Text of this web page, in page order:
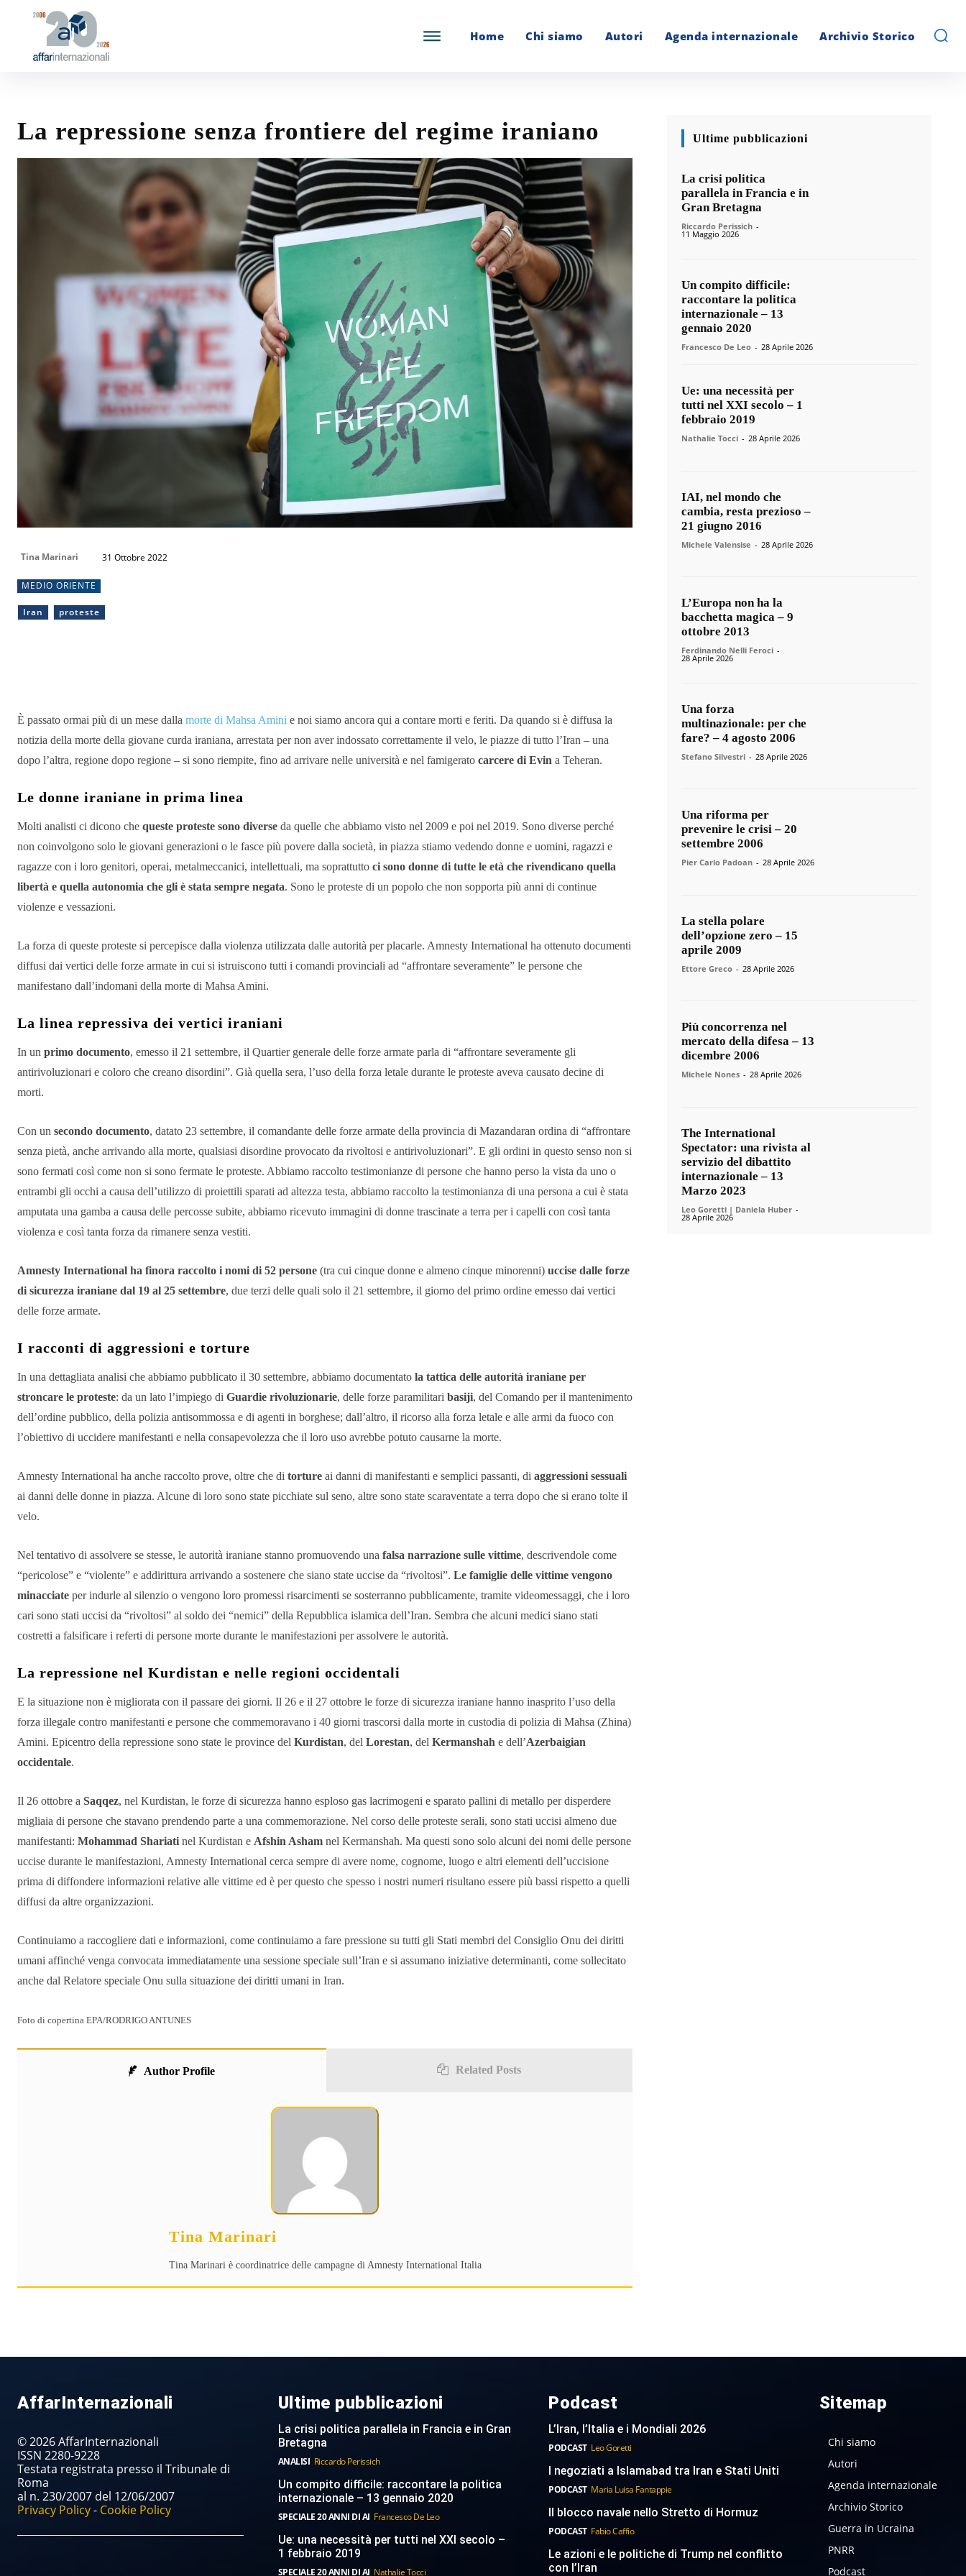
Home Chi siamo Autori Agenda internazionale Archivio Storico
La repressione senza frontiere del regime iraniano
Tina Marinari 31 Ottobre 2022
MEDIO ORIENTE
Iran proteste
È passato ormai più di un mese dalla morte di Mahsa Amini e noi siamo ancora qui a contare morti e feriti. Da quando si è diffusa la
notizia della morte della giovane curda iraniana, arrestata per non aver indossato correttamente il velo, le piazze di tutto l’Iran – una
dopo l’altra, regione dopo regione – si sono riempite, fino ad arrivare nelle università e nel famigerato carcere di Evin a Teheran.
Le donne iraniane in prima linea
Molti analisti ci dicono che queste proteste sono diverse da quelle che abbiamo visto nel 2009 e poi nel 2019. Sono diverse perché
non coinvolgono solo le giovani generazioni o le fasce più povere dalla società, in piazza stiamo vedendo donne e uomini, ragazzi e
ragazze con i loro genitori, operai, metalmeccanici, intellettuali, ma soprattutto ci sono donne di tutte le età che rivendicano quella
libertà e quella autonomia che gli è stata sempre negata. Sono le proteste di un popolo che non sopporta più anni di continue
violenze e vessazioni.
La forza di queste proteste si percepisce dalla violenza utilizzata dalle autorità per placarle. Amnesty International ha ottenuto documenti
diffusi dai vertici delle forze armate in cui si istruiscono tutti i comandi provinciali ad “affrontare severamente” le persone che
manifestano dall’indomani della morte di Mahsa Amini.
La linea repressiva dei vertici iraniani
In un primo documento, emesso il 21 settembre, il Quartier generale delle forze armate parla di “affrontare severamente gli
antirivoluzionari e coloro che creano disordini”. Già quella sera, l’uso della forza letale durante le proteste aveva causato decine di
morti.
Con un secondo documento, datato 23 settembre, il comandante delle forze armate della provincia di Mazandaran ordina di “affrontare
senza pietà, anche arrivando alla morte, qualsiasi disordine provocato da rivoltosi e antirivoluzionari”. E gli ordini in questo senso non si
sono fermati così come non si sono fermate le proteste. Abbiamo raccolto testimonianze di persone che hanno perso la vista da uno o
entrambi gli occhi a causa dell’utilizzo di proiettili sparati ad altezza testa, abbiamo raccolto la testimonianza di una persona a cui è stata
amputata una gamba a causa delle percosse subite, abbiamo ricevuto immagini di donne trascinate a terra per i capelli con così tanta
violenza e così tanta forza da rimanere senza vestiti.
Amnesty International ha finora raccolto i nomi di 52 persone (tra cui cinque donne e almeno cinque minorenni) uccise dalle forze
di sicurezza iraniane dal 19 al 25 settembre, due terzi delle quali solo il 21 settembre, il giorno del primo ordine emesso dai vertici
delle forze armate.
I racconti di aggressioni e torture
In una dettagliata analisi che abbiamo pubblicato il 30 settembre, abbiamo documentato la tattica delle autorità iraniane per
stroncare le proteste: da un lato l’impiego di Guardie rivoluzionarie, delle forze paramilitari basiji, del Comando per il mantenimento
dell’ordine pubblico, della polizia antisommossa e di agenti in borghese; dall’altro, il ricorso alla forza letale e alle armi da fuoco con
l’obiettivo di uccidere manifestanti e nella consapevolezza che il loro uso avrebbe potuto causarne la morte.
Amnesty International ha anche raccolto prove, oltre che di torture ai danni di manifestanti e semplici passanti, di aggressioni sessuali
ai danni delle donne in piazza. Alcune di loro sono state picchiate sul seno, altre sono state scaraventate a terra dopo che si erano tolte il
velo.
Nel tentativo di assolvere se stesse, le autorità iraniane stanno promuovendo una falsa narrazione sulle vittime, descrivendole come
“pericolose” e “violente” e addirittura arrivando a sostenere che siano state uccise da “rivoltosi”. Le famiglie delle vittime vengono
minacciate per indurle al silenzio o vengono loro promessi risarcimenti se sosterranno pubblicamente, tramite videomessaggi, che i loro
cari sono stati uccisi da “rivoltosi” al soldo dei “nemici” della Repubblica islamica dell’Iran. Sembra che alcuni medici siano stati
costretti a falsificare i referti di persone morte durante le manifestazioni per assolvere le autorità.
La repressione nel Kurdistan e nelle regioni occidentali
E la situazione non è migliorata con il passare dei giorni. Il 26 e il 27 ottobre le forze di sicurezza iraniane hanno inasprito l’uso della
forza illegale contro manifestanti e persone che commemoravano i 40 giorni trascorsi dalla morte in custodia di polizia di Mahsa (Zhina)
Amini. Epicentro della repressione sono state le province del Kurdistan, del Lorestan, del Kermanshah e dell’Azerbaigian
occidentale.
Il 26 ottobre a Saqqez, nel Kurdistan, le forze di sicurezza hanno esploso gas lacrimogeni e sparato pallini di metallo per disperdere
migliaia di persone che stavano prendendo parte a una commemorazione. Nel corso delle proteste serali, sono stati uccisi almeno due
manifestanti: Mohammad Shariati nel Kurdistan e Afshin Asham nel Kermanshah. Ma questi sono solo alcuni dei nomi delle persone
uccise durante le manifestazioni, Amnesty International cerca sempre di avere nome, cognome, luogo e altri elementi dell’uccisione
prima di diffondere informazioni relative alle vittime ed è per questo che spesso i nostri numeri risultano essere più bassi rispetto a quelli
diffusi da altre organizzazioni.
Continuiamo a raccogliere dati e informazioni, come continuiamo a fare pressione su tutti gli Stati membri del Consiglio Onu dei diritti
umani affinché venga convocata immediatamente una sessione speciale sull’Iran e si assumano iniziative determinanti, come sollecitato
anche dal Relatore speciale Onu sulla situazione dei diritti umani in Iran.
Foto di copertina EPA/RODRIGO ANTUNES
Author Profile Related Posts
Tina Marinari
Tina Marinari è coordinatrice delle campagne di Amnesty International Italia
Ultime pubblicazioni
La crisi politica
parallela in Francia e in
Gran Bretagna
Riccardo Perissich -
11 Maggio 2026
Un compito difficile:
raccontare la politica
internazionale – 13
gennaio 2020
Francesco De Leo - 28 Aprile 2026
Ue: una necessità per
tutti nel XXI secolo – 1
febbraio 2019
Nathalie Tocci - 28 Aprile 2026
IAI, nel mondo che
cambia, resta prezioso –
21 giugno 2016
Michele Valensise - 28 Aprile 2026
L’Europa non ha la
bacchetta magica – 9
ottobre 2013
Ferdinando Nelli Feroci -
28 Aprile 2026
Una forza
multinazionale: per che
fare? – 4 agosto 2006
Stefano Silvestri - 28 Aprile 2026
Una riforma per
prevenire le crisi – 20
settembre 2006
Pier Carlo Padoan - 28 Aprile 2026
La stella polare
dell’opzione zero – 15
aprile 2009
Ettore Greco - 28 Aprile 2026
Più concorrenza nel
mercato della difesa – 13
dicembre 2006
Michele Nones - 28 Aprile 2026
The International
Spectator: una rivista al
servizio del dibattito
internazionale – 13
Marzo 2023
Leo Goretti | Daniela Huber -
28 Aprile 2026
AffarInternazionali
© 2026 AffarInternazionali
ISSN 2280-9228
Testata registrata presso il Tribunale di
Roma
al n. 230/2007 del 12/06/2007
Privacy Policy- Cookie Policy
Ultime pubblicazioni
La crisi politica parallela in Francia e in Gran
Bretagna
ANALISI Riccardo Perissich
Un compito difficile: raccontare la politica
internazionale – 13 gennaio 2020
SPECIALE 20 ANNI DI AI Francesco De Leo
Ue: una necessità per tutti nel XXI secolo –
1 febbraio 2019
SPECIALE 20 ANNI DI AI Nathalie Tocci
Podcast
L’Iran, l’Italia e i Mondiali 2026
PODCAST Leo Goretti
I negoziati a Islamabad tra Iran e Stati Uniti
PODCAST Maria Luisa Fantappie
Il blocco navale nello Stretto di Hormuz
PODCAST Fabio Caffio
Le azioni e le politiche di Trump nel conflitto
con l’Iran
Sitemap
Chi siamo
Autori
Agenda internazionale
Archivio Storico
Guerra in Ucraina
PNRR
Podcast